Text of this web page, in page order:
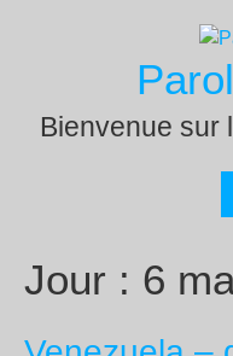
Bienvenue sur
Jour : 6